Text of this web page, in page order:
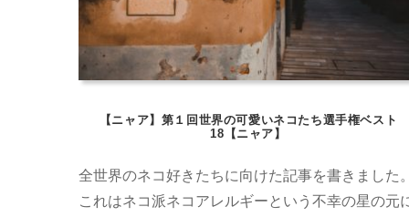
【ニャア】第１回世界の可愛いネコたち選手権ベスト
18【ニャア】
全世界のネコ好きたちに向けた記事を書きました。
これはネコ派ネコアレルギーという不幸の星の元